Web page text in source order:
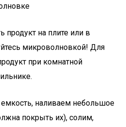
продукт на плите или в
микроволновкой! Для
при комнатной
наливаем небольшое
покрыть их), солим,